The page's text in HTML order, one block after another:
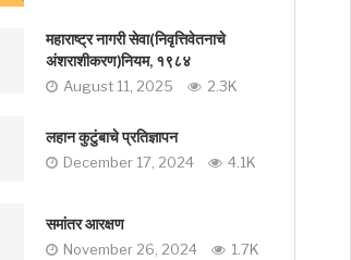
महाराष्ट्र नागरी सेवा(निवृत्तिवेतनाचे
अंशराशीकरण)नियम, १९८४
August 11, 2025 2.3K
लहान कुटुंबाचे प्रतिज्ञापन
December 17, 2024 4.1K
समांतर आरक्षण
November 26, 2024 1.7K